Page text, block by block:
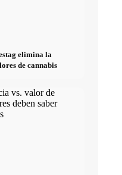
elimina la
de cannabis